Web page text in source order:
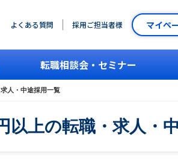
よくある質問 採用ご担当者様 マイペ
転職相談会・セミナー
人・中途採用一覧
以上の転職・求人・